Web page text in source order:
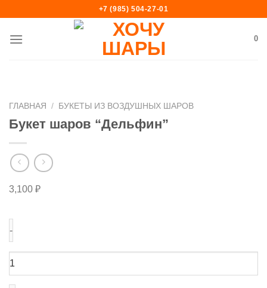
content
+7 (985) 504-27-01
0
ГЛАВНАЯ / БУКЕТЫ ИЗ ВОЗДУШНЫХ ШАРОВ
Букет шаров “Дельфин”
3,100 ₽
товара
Букет